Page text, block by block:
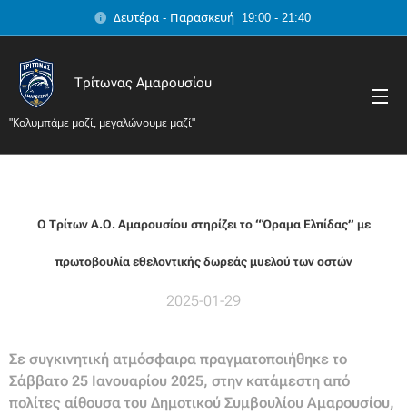
Δευτέρα - Παρασκευή 19:00 - 21:40
Τρίτωνας Αμαρουσίου
"Κολυμπάμε μαζί, μεγαλώνουμε μαζί"
Ο Τρίτων Α.Ο. Αμαρουσίου στηρίζει το “Όραμα Ελπίδας” με
πρωτοβουλία εθελοντικής δωρεάς μυελού των οστών
2025-01-29
Σε συγκινητική ατμόσφαιρα πραγματοποιήθηκε το
Σάββατο 25 Ιανουαρίου 2025, στην κατάμεστη από
πολίτες αίθουσα του Δημοτικού Συμβουλίου Αμαρουσίου,